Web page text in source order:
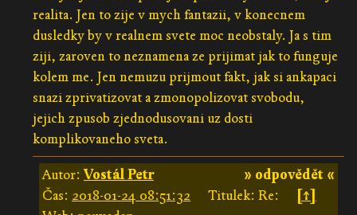
realita. Jen to zije v mych fantazii, v konecnem
dusledky by v realnem svete moc neobstaly. Ja s tim
ziji, zaroven to neznamena ze prijimat jak to funguje
kolem me. Jen nemuzu prijmout fakt, jak si ankapaci
snazi zprivatizovat a zmonopolizovat svobodu,
jejich zpusob zjednodusovani uz dosti
komplikovaneho sveta.
» odpovědět «
Autor:Vostál Petr
Čas: 2018-01-24 08:51:32 Titulek: Re:
[↑]